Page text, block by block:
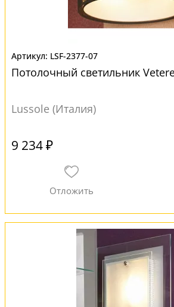
LSF-2377-07
Потолочный светильник
Lussole (Италия)
9 234 ₽